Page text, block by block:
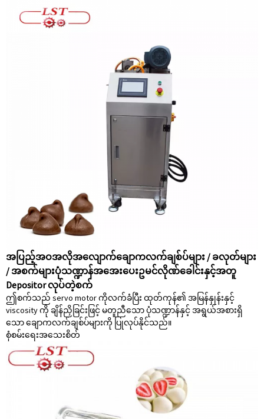
အပြည့်အဝအလိုအလျောက်ချောကလက်ချစ်ပ်များ / ခလုတ်များ
/ အစက်များပုံသဏ္ဍာန်အအေးပေးဥမင်လိုဏ်ခေါင်းနှင့်အတူ
Depositor လုပ်တဲ့စက်
ဤစက်သည် servo motor ကိုလက်ခံပြီး ထုတ်ကုန်၏ အမြန်နှုန်းနှင့်
viscosity ကို ချိန်ညှိခြင်းဖြင့် မတူညီသော ပုံသဏ္ဍာန်နှင့် အရွယ်အစားရှိ
သော ချောကလက်ချစ်ပ်များကို ပြုလုပ်နိုင်သည်။
စုံစမ်းရေးအသေးစိတ်